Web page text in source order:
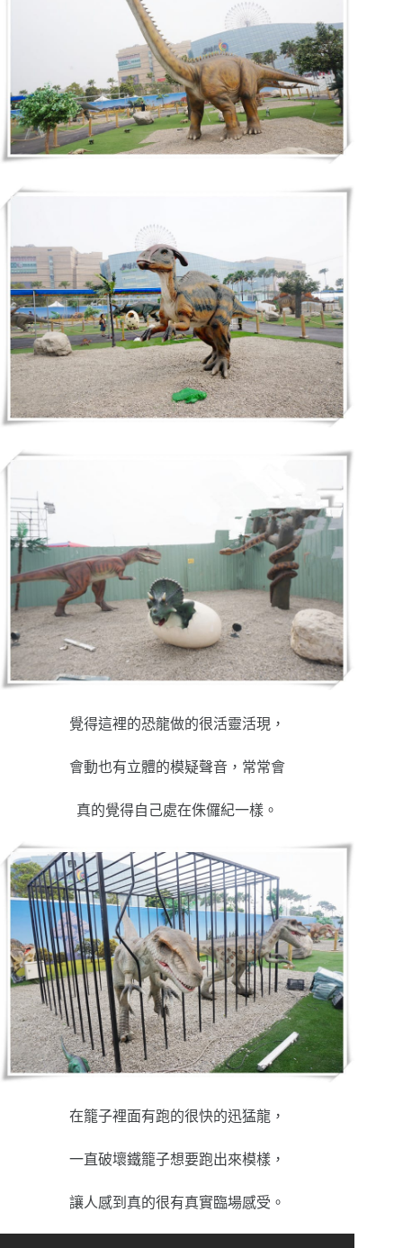
覺得這裡的恐龍做的很活靈活現，
會動也有立體的模疑聲音，常常會
真的覺得自己處在侏儸紀一樣。
在籠子裡面有跑的很快的迅猛龍，
一直破壞鐵籠子想要跑出來模樣，
讓人感到真的很有真實臨場感受。